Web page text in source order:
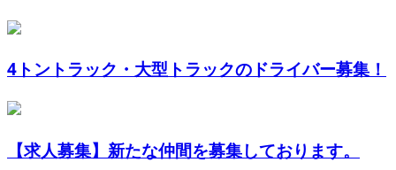
4トントラック・大型トラックのドライバー募集！
【求人募集】新たな仲間を募集しております。